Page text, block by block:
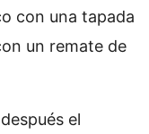
con una tapada
un remate de
el